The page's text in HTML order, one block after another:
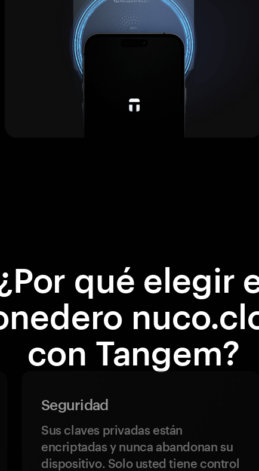
qué elegir
con Tangem?
Seguridad
Sus claves privadas están
encriptadas y nunca abandonan su
dispositivo. Solo usted tiene control